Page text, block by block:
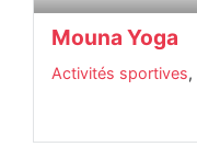
Mouna Yoga
Activités sportives,